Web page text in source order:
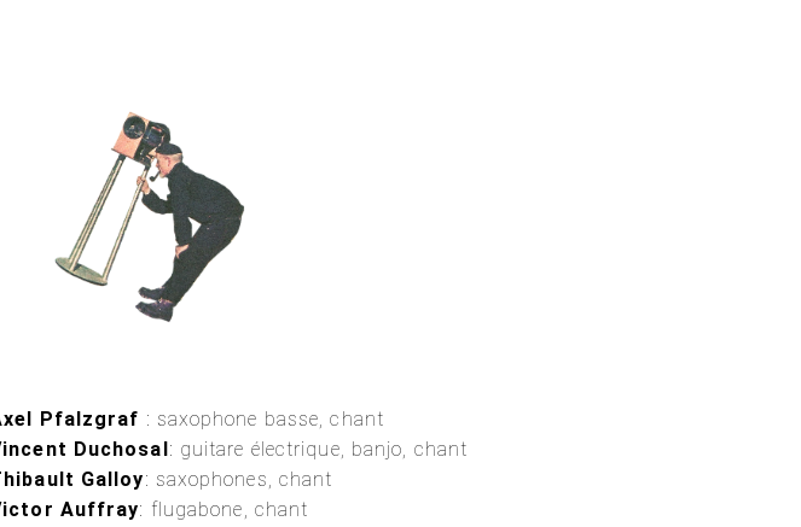
Pfalzgraf : saxophone basse, chant
Duchosal : guitare électrique, banjo, chant
Galloy: saxophones, chant
Auffray: flugabone, chant